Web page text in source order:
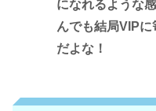
になれるような
んでも結局VIP
だよな！